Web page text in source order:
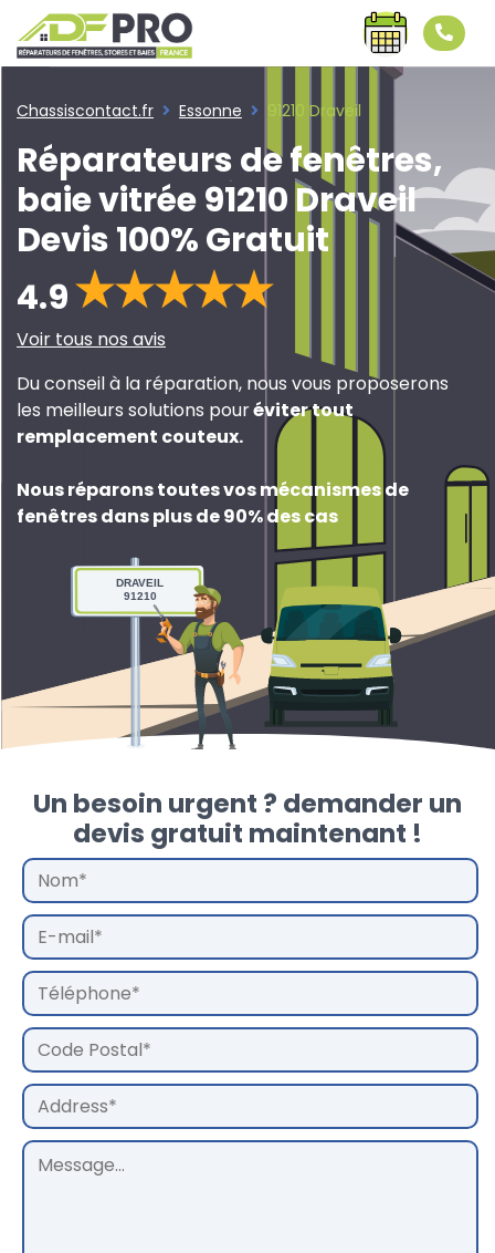
Chassiscontact.fr Essonne 91210 Draveil
Réparateurs de fenêtres,
baie vitrée 91210 Draveil
Devis 100% Gratuit
4.9
Voir tous nos avis
Du conseil à la réparation, nous vous proposerons
les meilleurs solutions pouréviter tout
remplacement couteux.
Nous réparons toutes vos mécanismes de
fenêtres dans plus de 90% des cas
DRAVEIL
91210
Un besoin urgent ? demander un
devis gratuit maintenant !